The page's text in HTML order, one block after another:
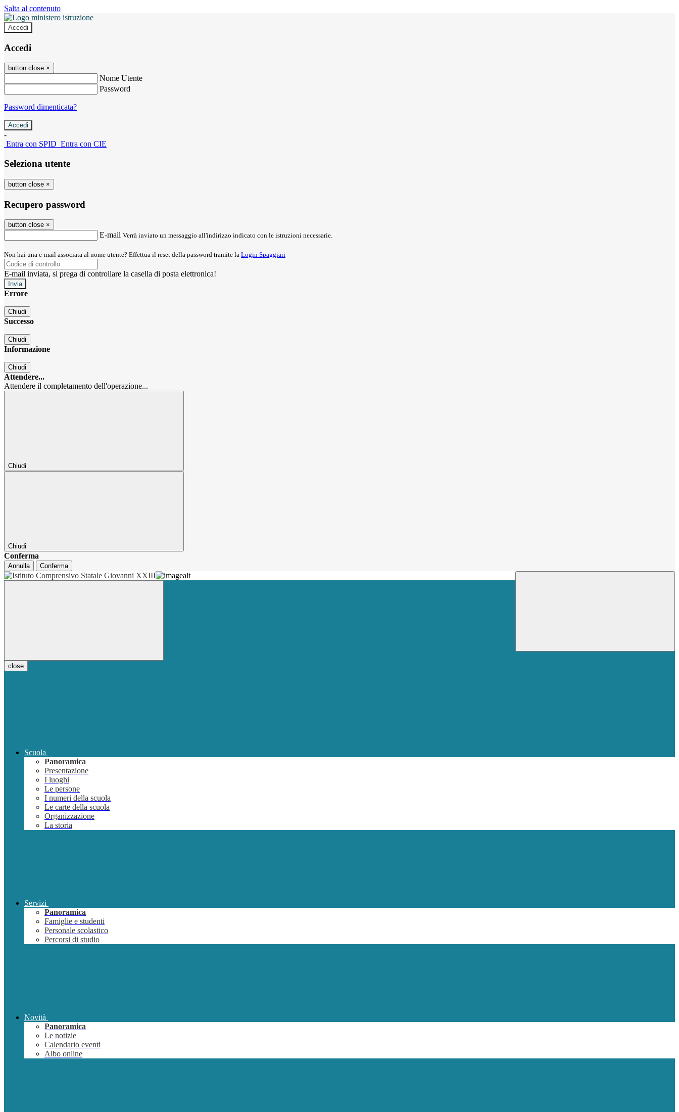
Salta al contenuto
Accedi
Accedi
button close ×
Nome Utente
Password
Password dimenticata?
-
Entra con SPID Entra con CIE
Seleziona utente
button close ×
Recupero password
button close ×
E-mail Verrà inviato un messaggio all'indirizzo indicato con le istruzioni necessarie.
Non hai una e-mail associata al nome utente? Effettua il reset della password tramite la Login Spaggiari
E-mail inviata, si prega di controllare la casella di posta elettronica!
Errore
Chiudi
Successo
Chiudi
Informazione
Chiudi
Attendere...
Attendere il completamento dell'operazione...
Chiudi
Chiudi
Conferma
Annulla Conferma
close
Scuola
Panoramica
Presentazione
I luoghi
Le persone
I numeri della scuola
Le carte della scuola
Organizzazione
La storia
Servizi
Panoramica
Famiglie e studenti
Personale scolastico
Percorsi di studio
Novità
Panoramica
Le notizie
Calendario eventi
Albo online